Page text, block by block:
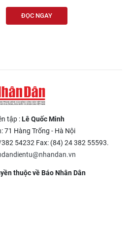
ĐỌC NGAY
tập :Lê Quốc Minh
71 Hàng Trống - Hà Nội
54232 Fax: (84) 24 382 55593.
thuộc về Báo Nhân Dân